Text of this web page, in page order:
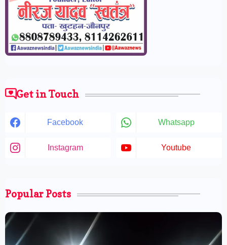
Get in Touch
Facebook Whatsapp
Instagram Youtube
Popular Posts